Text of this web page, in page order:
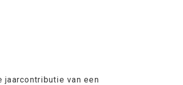
jaarcontributie van een